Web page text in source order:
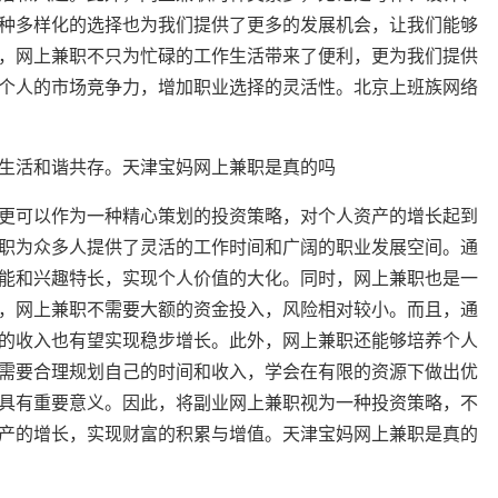
多样化的选择也为我们提供了更多的发展机会，让我们能够
网上兼职不只为忙碌的工作生活带来了便利，更为我们提供
人的市场竞争力，增加职业选择的灵活性。北京上班族网络
活和谐共存。天津宝妈网上兼职是真的吗
可以作为一种精心策划的投资策略，对个人资产的增长起到
为众多人提供了灵活的工作时间和广阔的职业发展空间。通
和兴趣特长，实现个人价值的大化。同时，网上兼职也是一
网上兼职不需要大额的资金投入，风险相对较小。而且，通
收入也有望实现稳步增长。此外，网上兼职还能够培养个人
要合理规划自己的时间和收入，学会在有限的资源下做出优
有重要意义。因此，将副业网上兼职视为一种投资策略，不
的增长，实现财富的积累与增值。天津宝妈网上兼职是真的